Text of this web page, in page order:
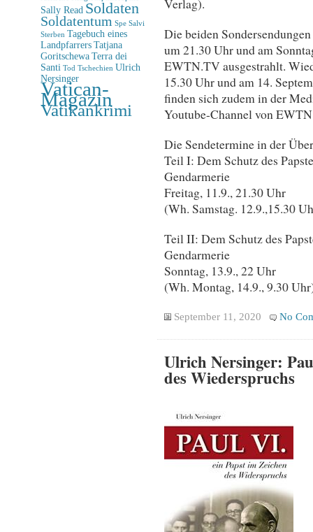
Verlag).
Die beiden
um 21.30 Uhr und am
EWTN.TV ausgestrahlt.
15.30 Uhr und am 14.
finden sich zudem in der
Youtube-Channel von
Die Sendetermine in der
Teil I: Dem Schutz des
Gendarmerie
Freitag, 11.9., 21.30 Uhr
(Wh. Samstag. 12.9.,15.30
Teil II: Dem Schutz des
Gendarmerie
Sonntag, 13.9., 22 Uhr
(Wh. Montag, 14.9., 9.30
September 11, 2020 No
Ulrich Nersinger:
des Wiederspruchs
Sally Read Soldaten
Soldatentum Spe Salvi
Sterben Tagebuch eines
Landpfarrers Tatjana
Goritschewa Terra dei
Santi Tod Tschechien Ulrich
Nersinger
Vatican-
Magazin
Vatikankrimi